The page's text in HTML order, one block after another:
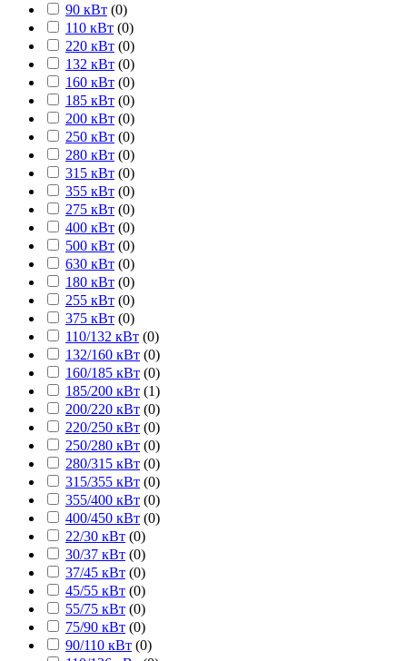
90 кВт (0)
110 кВт (0)
220 кВт (0)
132 кВт (0)
160 кВт (0)
185 кВт (0)
200 кВт (0)
250 кВт (0)
280 кВт (0)
315 кВт (0)
355 кВт (0)
275 кВт (0)
400 кВт (0)
500 кВт (0)
630 кВт (0)
180 кВт (0)
255 кВт (0)
375 кВт (0)
110/132 кВт (0)
132/160 кВт (0)
160/185 кВт (0)
185/200 кВт (1)
200/220 кВт (0)
220/250 кВт (0)
250/280 кВт (0)
280/315 кВт (0)
315/355 кВт (0)
355/400 кВт (0)
400/450 кВт (0)
22/30 кВт (0)
30/37 кВт (0)
37/45 кВт (0)
45/55 кВт (0)
55/75 кВт (0)
75/90 кВт (0)
90/110 кВт (0)